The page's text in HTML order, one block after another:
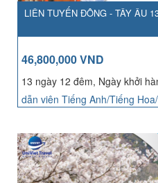
LIÊN TUYẾN ĐÔNG - TÂY ÂU
46,800,000 VND
13 ngày 12 đêm, Ngày khởi
dẫn viên Tiếng Anh/Tiếng